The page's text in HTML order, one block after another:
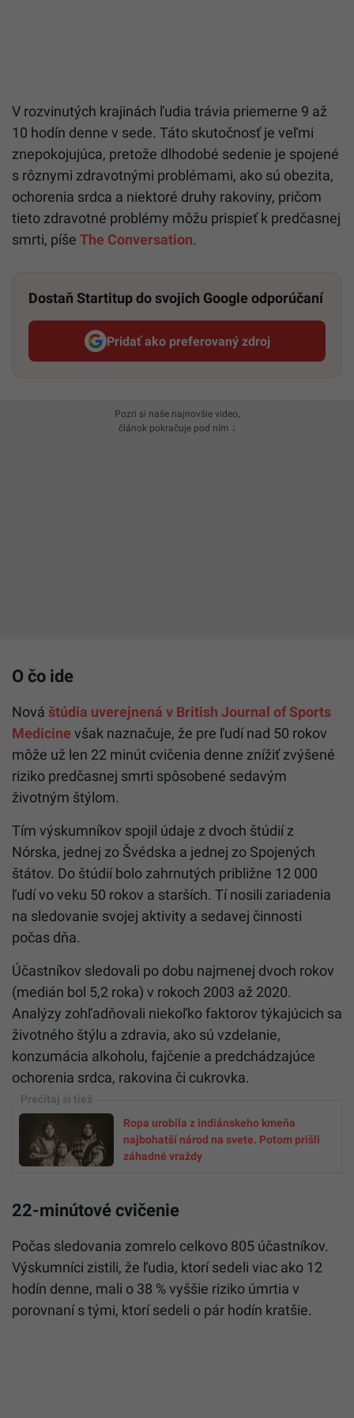
V rozvinutých krajinách ľudia trávia priemerne 9 až
10 hodín denne v sede. Táto skutočnosť je veľmi
znepokojujúca, pretože dlhodobé sedenie je spojené
s rôznymi zdravotnými problémami, ako sú obezita,
ochorenia srdca a niektoré druhy rakoviny, pričom
tieto zdravotné problémy môžu prispieť k predčasnej
smrti, píše The Conversation.
Dostaň Startitup do svojich Google odporúčaní
Pridať ako preferovaný zdroj
Startitup, odkaz sa otvorí v
Pozri si naše najnovšie video,
článok pokračuje pod ním ↓
O čo ide
Nová štúdia uverejnená v British Journal of Sports
Medicine však naznačuje, že pre ľudí nad 50 rokov
môže už len 22 minút cvičenia denne znížiť zvýšené
riziko predčasnej smrti spôsobené sedavým
životným štýlom.
Tím výskumníkov spojil údaje z dvoch štúdií z
Nórska, jednej zo Švédska a jednej zo Spojených
štátov. Do štúdií bolo zahrnutých približne 12 000
ľudí vo veku 50 rokov a starších. Tí nosili zariadenia
na sledovanie svojej aktivity a sedavej činnosti
počas dňa.
Účastníkov sledovali po dobu najmenej dvoch rokov
(medián bol 5,2 roka) v rokoch 2003 až 2020.
Analýzy zohľadňovali niekoľko faktorov týkajúcich sa
životného štýlu a zdravia, ako sú vzdelanie,
konzumácia alkoholu, fajčenie a predchádzajúce
ochorenia srdca, rakovina či cukrovka.
Ropa urobila z indiánskeho kmeňa
najbohatší národ na svete. Potom prišli
záhadné vraždy
22-minútové cvičenie
Počas sledovania zomrelo celkovo 805 účastníkov.
Výskumníci zistili, že ľudia, ktorí sedeli viac ako 12
hodín denne, mali o 38 % vyššie riziko úmrtia v
porovnaní s tými, ktorí sedeli o pár hodín kratšie.